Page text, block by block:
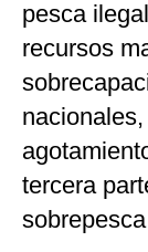
pesca
recursos
tercera